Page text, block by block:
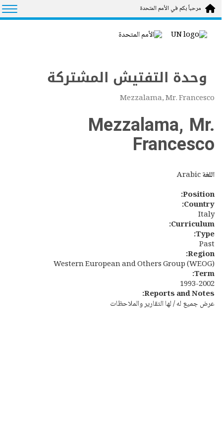
Skip to main content
مرحباً بكم في الأمم المتحدة
وحدة التفتيش المشتركة
Mezzalama, Mr. Francesco
Mezzalama, Mr.
Francesco
اللغة
Position:
Country:
Italy
Curriculum:
Type:
Past
Region:
Western European and Others Group (WEOG)
Term:
1993-2002
Reports and Notes:
عرض جميع له / لها التقارير والملاحظات